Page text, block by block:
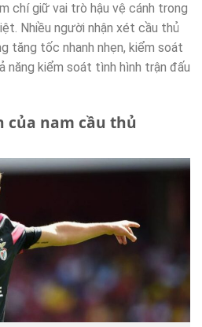
chí giữ vai trò hậu vệ cánh trong
Nhiều người nhận xét cầu thủ
tăng tốc nhanh nhẹn, kiểm soát
năng kiểm soát tình hình trận đấu
của nam cầu thủ